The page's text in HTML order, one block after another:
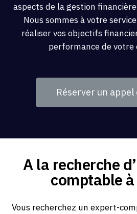
aspects de la gestion
Nous sommes à votre
réaliser vos objectifs
performance de votre
Réserver un appel
A la recherche
comptable à
Vous recherchez un expert-